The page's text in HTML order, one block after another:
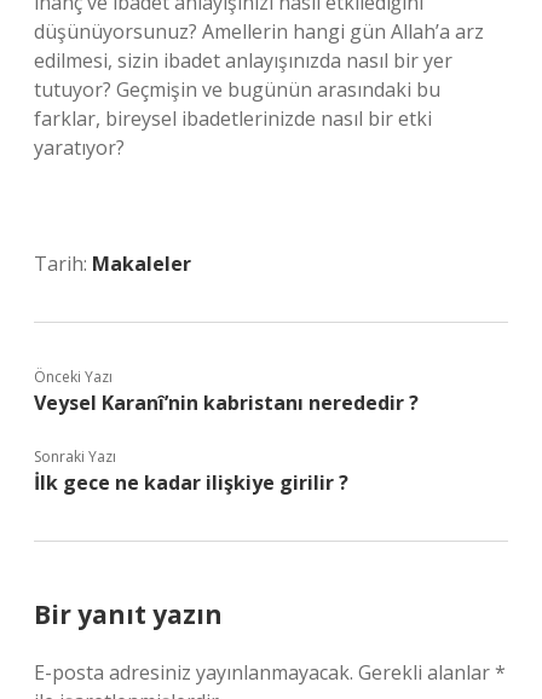
düşünüyorsunuz? Amellerin hangi gün Allah’a arz
edilmesi, sizin ibadet anlayışınızda nasıl bir yer
tutuyor? Geçmişin ve bugünün arasındaki bu
farklar, bireysel ibadetlerinizde nasıl bir etki
yaratıyor?
Tarih: Makaleler
Önceki Yazı
Veysel Karanî’nin kabristanı nerededir ?
Sonraki Yazı
İlk gece ne kadar ilişkiye girilir ?
Bir yanıt yazın
E-posta adresiniz yayınlanmayacak. Gerekli alanlar*